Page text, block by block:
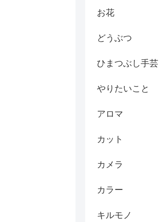
お花
どうぶつ
ひまつぶし手芸
やりたいこと
アロマ
カット
カメラ
カラー
キルモノ